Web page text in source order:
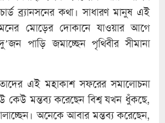
ব্র্যানসনের কথা। সাধারণ মানুষ এই
মোড়ের দোকানে যাওয়ার আগে
পাড়ি জমাচ্ছেন পৃথিবীর সীমানা
তাদের এই মহাকাশ সফরের সমালোচনা
কেউ মন্তব্য করেছেন বিশ্ব যখন ধুঁকছে,
অনেকে আবার মন্তব্য করেছেন,